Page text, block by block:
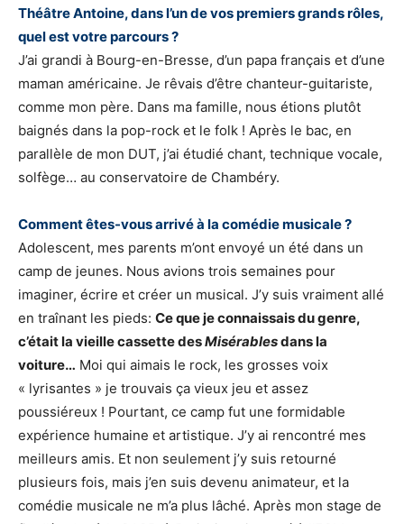
Théâtre Antoine, dans l’un de vos premiers grands rôles,
quel est votre parcours ?
J’ai grandi à Bourg-en-Bresse, d’un papa français et d’une
maman américaine. Je rêvais d’être chanteur-guitariste,
comme mon père. Dans ma famille, nous étions plutôt
baignés dans la pop-rock et le folk ! Après le bac, en
parallèle de mon DUT, j’ai étudié chant, technique vocale,
solfège… au conservatoire de Chambéry.
Comment êtes-vous arrivé à la comédie musicale ?
Adolescent, mes parents m’ont envoyé un été dans un
camp de jeunes. Nous avions trois semaines pour
imaginer, écrire et créer un musical. J’y suis vraiment allé
en traînant les pieds: Ce que je connaissais du genre,
c’était la vieille cassette desMisérablesdans la
voiture… Moi qui aimais le rock, les grosses voix
« lyrisantes » je trouvais ça vieux jeu et assez
poussiéreux ! Pourtant, ce camp fut une formidable
expérience humaine et artistique. J’y ai rencontré mes
meilleurs amis. Et non seulement j’y suis retourné
plusieurs fois, mais j’en suis devenu animateur, et la
comédie musicale ne m’a plus lâché. Après mon stage de